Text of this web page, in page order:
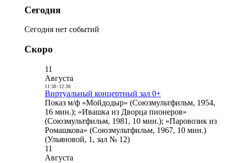
Сегодня
Сегодня нет событий
Скоро
11
Августа
11:30- 12:30
Виртуальный концертный зал 0+
Показ м/ф «Мойдодыр» (Союзмультфильм, 1954,
16 мин.); «Ивашка из Дворца пионеров»
(Союзмультфильм, 1981, 10 мин.); «Паровозик из
Ромашкова» (Союзмультфильм, 1967, 10 мин.)
(Ульяновой, 1, зал № 12)
11
Августа